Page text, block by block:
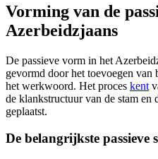
Vorming van de
Azerbeidzjaans
De passieve vorm in het
gevormd door het toevoegen van
het werkwoord. Het proces kent
de klankstructuur van de stam
geplaatst.
De belangrijkste passieve